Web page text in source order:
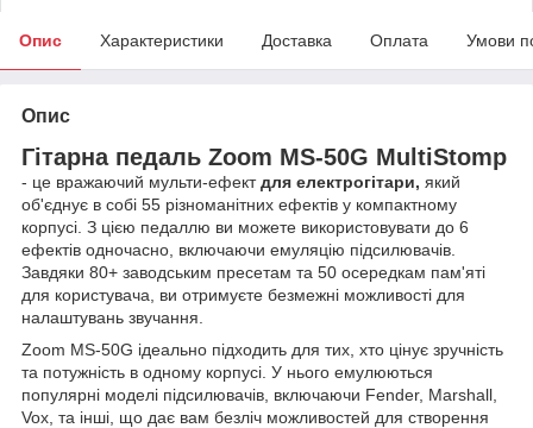
Опис Характеристики Доставка Оплата Умови
Опис
Гітарна педаль Zoom MS-50G MultiStomp
- це вражаючий мульти-ефектдля електрогітари, який
об'єднує в собі 55 різноманітних ефектів у компактному
корпусі. З цією педаллю ви можете використовувати до 6
ефектів одночасно, включаючи емуляцію підсилювачів.
Завдяки 80+ заводським пресетам та 50 осередкам пам'яті
для користувача, ви отримуєте безмежні можливості для
налаштувань звучання.
Zoom MS-50G ідеально підходить для тих, хто цінує зручність
та потужність в одному корпусі. У нього емулюються
популярні моделі підсилювачів, включаючи Fender, Marshall,
Vox, та інші, що дає вам безліч можливостей для створення